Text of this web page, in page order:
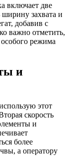
включает две
захвата и
добавив с
важно отметить,
особого режима
и
этот
скорость
и
более
а оператору